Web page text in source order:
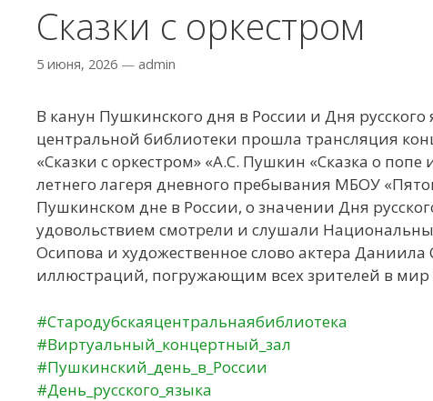
Сказки с оркестром
5 июня, 2026 — admin
В канун Пушкинского дня в России и Дня
центральной библиотеки прошла трансляция
«Сказки с оркестром» «А.С. Пушкин «Сказка о
летнего лагеря дневного пребывания МБОУ
Пушкинском дне в России, о значении Дня
удовольствием смотрели и слушали
Осипова и художественное слово актера
иллюстраций, погружающим всех зрителей в мир
#Стародубскаяцентральнаябиблиотека
#Виртуальный_концертный_зал
#Пушкинский_день_в_России
#День_русского_языка